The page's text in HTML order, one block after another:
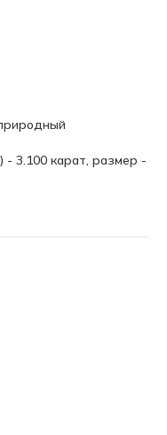
3.100 карат, размер -